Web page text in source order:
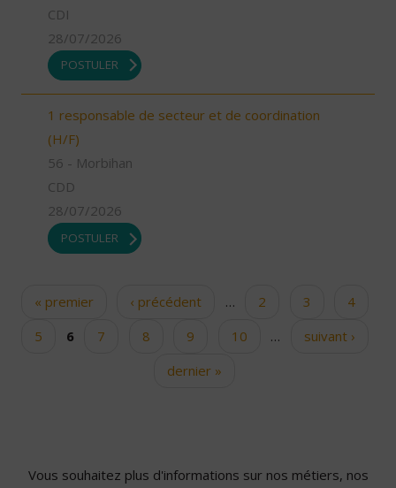
CDI
28/07/2026
POSTULER
1 responsable de secteur et de coordination
(H/F)
56 - Morbihan
CDD
28/07/2026
POSTULER
Pages« premier ‹ précédent … 2 3
4
5
6 7 8 9 10 …
suivant ›
dernier »
Vous souhaitez plus d'informations sur nos métiers, nos